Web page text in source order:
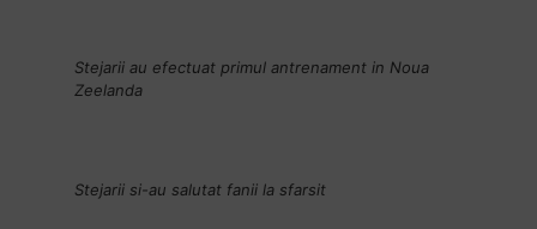
Stejarii au efectuat primul antrenament in Noua
Zeelanda
Stejarii si-au salutat fanii la sfarsit